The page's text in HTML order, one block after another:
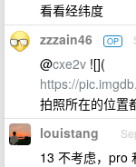
看看经纬度
zzzain46 OP
@cxe2v ![](
https://
拍照所在的位置
louistang
13 不考虑，pro